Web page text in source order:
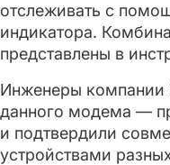
отслеживать с
индикатора.
представлены в
Инженеры компании
данного модема —
и подтвердили
устройствами